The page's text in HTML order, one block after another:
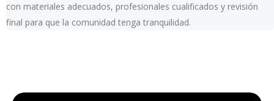
con materiales adecuados, profesionales cualificados y revisión
final para que la comunidad tenga tranquilidad.